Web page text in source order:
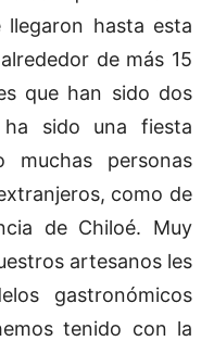
llegaron hasta esta
de más 15
que han sido dos
ha sido una fiesta
muchas personas
como de
de Chiloé. Muy
artesanos les
gastronómicos
tenido con la